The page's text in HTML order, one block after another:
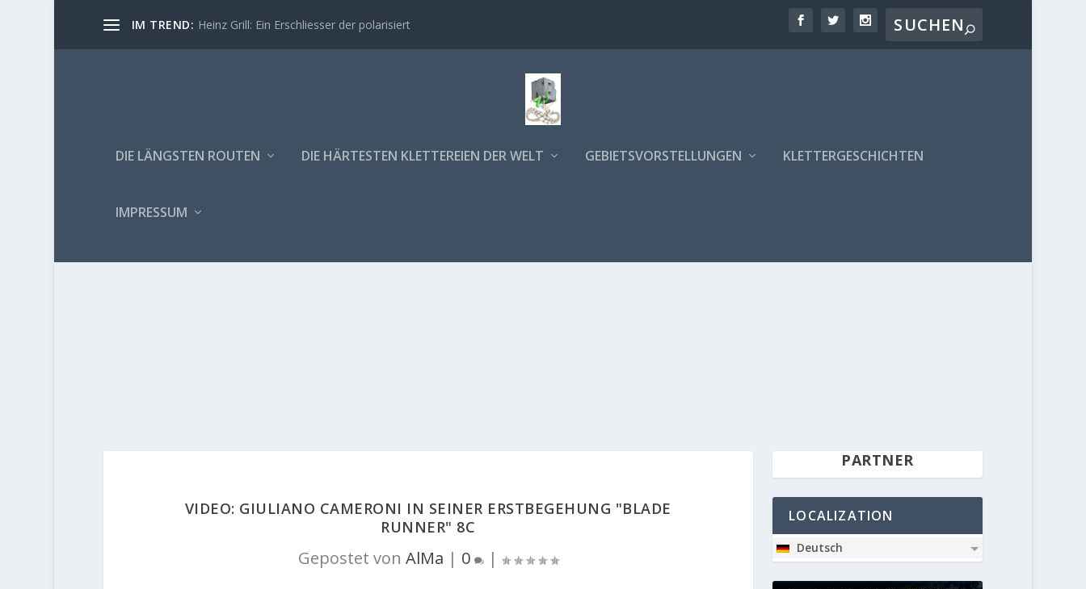
IM TREND: Heinz Grill: Ein Erschliesser der polarisiert
DIE LÄNGSTEN ROUTEN DIE HÄRTESTEN KLETTEREIEN DER WELT GEBIETSVORSTELLUNGEN KLETTERGESCHICHTEN
IMPRESSUM
VIDEO: GIULIANO CAMERONI IN SEINER ERSTBEGEHUNG "BLADE
RUNNER" 8C
Gepostet von AlMa | 0 |
PARTNER
LOCALIZATION
Deutsch